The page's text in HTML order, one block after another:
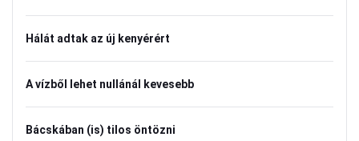
Hálát adtak az új kenyérért
A vízből lehet nullánál kevesebb
Bácskában (is) tilos öntözni